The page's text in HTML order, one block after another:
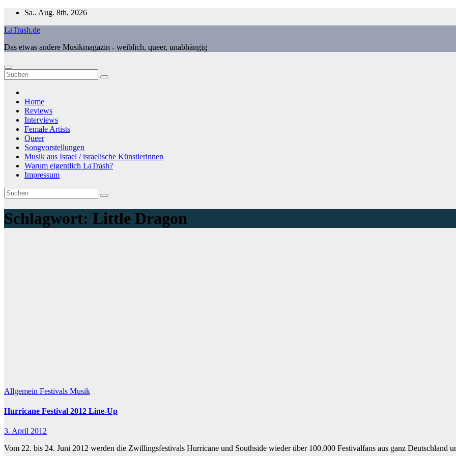
Zum
springen
Sa.. Aug. 8th, 2026
LaTrash.de
Das etwas andere Musikmagazin - weiblich, queer, unabhängig
Home
Reviews
Interviews
Female Artists
Queer
Songvorstellungen
Musik aus Israel / israelische Künstlerinnen
Warum eigentlich LaTrash?
Impressum
Schlagwort: Little Dragon
Allgemein Festivals Musik
Hurricane Festival 2012 Line-Up
3. April 2012
Vom 22. bis 24. Juni 2012 werden die Zwillingsfestivals Hurricane und Southside wieder über 100.000 Festivalfans aus ganz Deutschland